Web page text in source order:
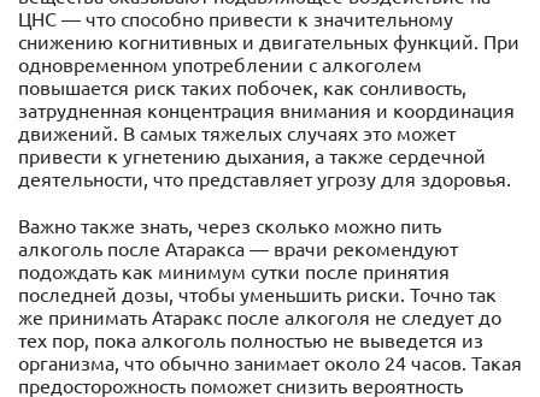
ЦНС — что способно привести к значительному
снижению когнитивных и двигательных функций. При
одновременном употреблении с алкоголем
повышается риск таких побочек, как сонливость,
затрудненная концентрация внимания и координация
движений. В самых тяжелых случаях это может
привести к угнетению дыхания, а также сердечной
деятельности, что представляет угрозу для здоровья.
Важно также знать, через сколько можно пить
алкоголь после Атаракса — врачи рекомендуют
подождать как минимум сутки после принятия
последней дозы, чтобы уменьшить риски. Точно так
же принимать Атаракс после алкоголя не следует до
тех пор, пока алкоголь полностью не выведется из
организма, что обычно занимает около 24 часов. Такая
предосторожность поможет снизить вероятность